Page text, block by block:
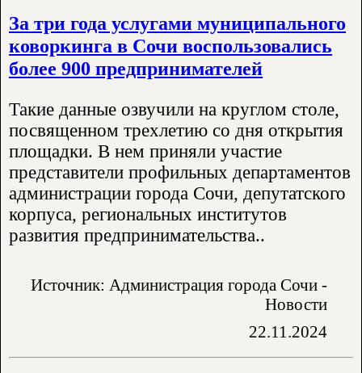
За три года услугами муниципального
коворкинга в Сочи воспользовались
более 900 предпринимателей
Такие данные озвучили на круглом столе,
посвященном трехлетию со дня открытия
площадки. В нем приняли участие
представители профильных департаментов
администрации города Сочи, депутатского
корпуса, региональных институтов
развития предпринимательства..
Источник: Администрация города Сочи -
Новости
22.11.2024